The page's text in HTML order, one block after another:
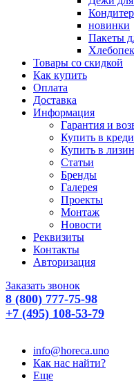
новинки
Пакеты
Товары со скидкой
Как купить
Оплата
Доставка
Информация
Гарантия и
Купить в
Купить в
Статьи
Бренды
Галерея
Проекты
Монтаж
Новости
Реквизиты
Контакты
Авторизация
Заказать звонок
8 (800) 777-75-98
+7 (495) 108-53-79
info@horeca.uno
Как нас найти?
Еще